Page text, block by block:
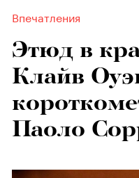
Впечатления
Этюд в
Клайв
Паоло